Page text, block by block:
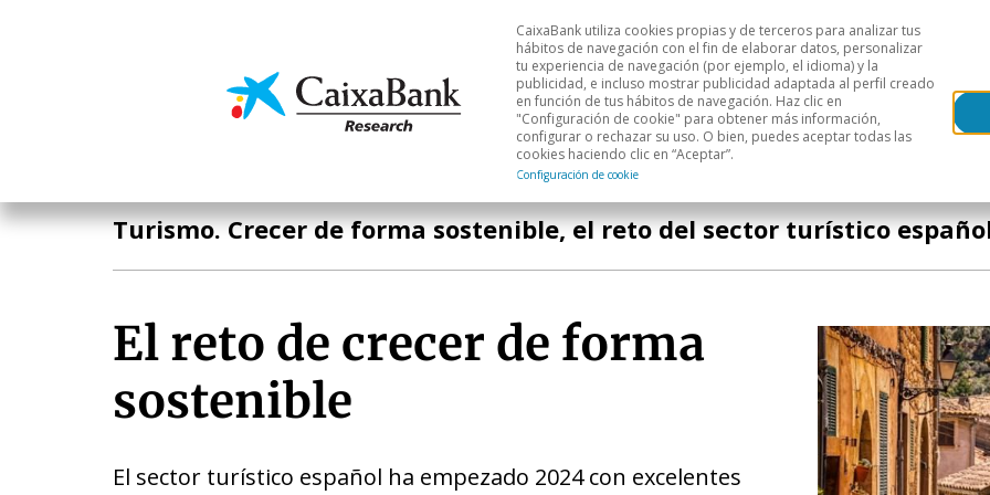
Economía y mercados Análisis sectorial Áreas geográficas
CaixaBank utiliza cookies propias y de terceros para analizar tus
hábitos de navegación con el fin de elaborar datos, personalizar
tu experiencia de navegación (por ejemplo, el idioma) y la
publicidad, e incluso mostrar publicidad adaptada al perfil creado
en función de tus hábitos de navegación. Haz clic en
"Configuración de cookie" para obtener más información,
configurar o rechazar su uso. O bien, puedes aceptar todas las
cookies haciendo clic en “Aceptar”.
Configuración de cookie
Turismo. Crecer de forma sostenible, el reto del sector turístico
El reto de crecer de forma
sostenible
El sector turístico español ha empezado 2024 con excelentes